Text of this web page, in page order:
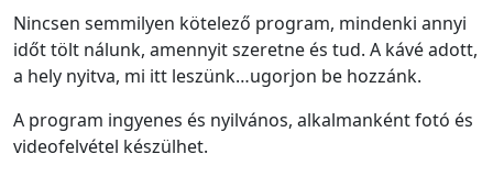
Nincsen semmilyen kötelező program, mindenki annyi
időt tölt nálunk, amennyit szeretne és tud. A kávé adott,
a hely nyitva, mi itt leszünk…ugorjon be hozzánk.
A program ingyenes és nyilvános, alkalmanként fotó és
videofelvétel készülhet.